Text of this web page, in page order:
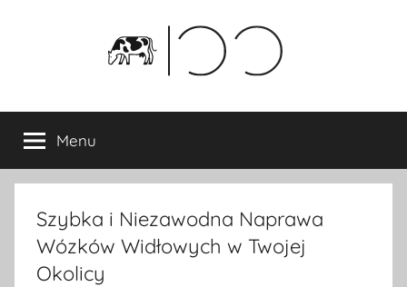
Menu
Szybka i Niezawodna Naprawa
Wózków Widłowych w Twojej
Okolicy